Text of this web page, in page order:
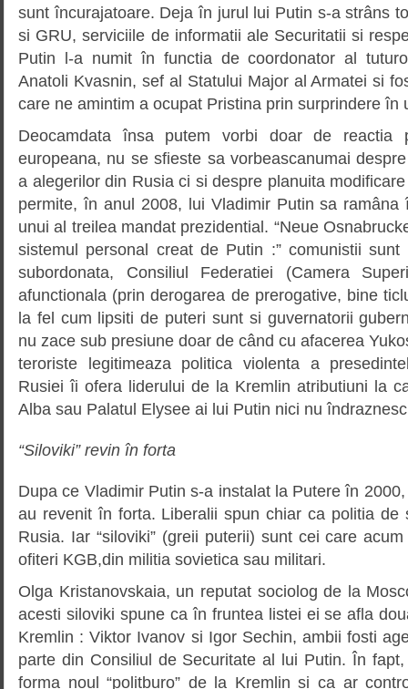
sunt încurajatoare. Deja în jurul lui Putin s-a strâns
si GRU, serviciile de informatii ale Securitatii si
Putin l-a numit în functia de coordonator al
Anatoli Kvasnin, sef al Statului Major al Armatei si
care ne amintim a ocupat Pristina prin surprindere în
Deocamdata însa putem vorbi doar de reactia
europeana, nu se sfieste sa vorbeascanumai
a alegerilor din Rusia ci si despre planuita
permite, în anul 2008, lui Vladimir Putin sa
unui al treilea mandat prezidential. “Neue
sistemul personal creat de Putin :” comunistii sunt
subordonata, Consiliul Federatiei (Camera
afunctionala (prin derogarea de prerogative, bine
la fel cum lipsiti de puteri sunt si guvernatorii
nu zace sub presiune doar de când cu afacerea
teroriste legitimeaza politica violenta a
Rusiei îi ofera liderului de la Kremlin atributiuni la
Alba sau Palatul Elysee ai lui Putin nici nu
“Siloviki” revin în forta
Dupa ce Vladimir Putin s-a instalat la Putere în
au revenit în forta. Liberalii spun chiar ca politia de
Rusia. Iar “siloviki” (greii puterii) sunt cei care
ofiteri KGB,din militia sovietica sau militari.
Olga Kristanovskaia, un reputat sociolog de la
acesti siloviki spune ca în fruntea listei ei se afla
Kremlin : Viktor Ivanov si Igor Sechin, ambii fosti
parte din Consiliul de Securitate al lui Putin. În
forma noul “politburo” de la Kremlin si ca ar